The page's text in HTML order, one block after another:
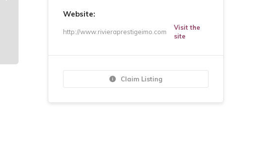
Website:
http://www.rivieraprestigeimo.com
Visit the
site
Claim Listing